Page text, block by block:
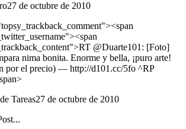
27 de octubre de 2010
@Duarte101: [Foto]
nima bonita. Enorme y bella, ¡puro arte!
por el precio) — http://d101.cc/5fo ^RP
Tareas27 de octubre de 2010